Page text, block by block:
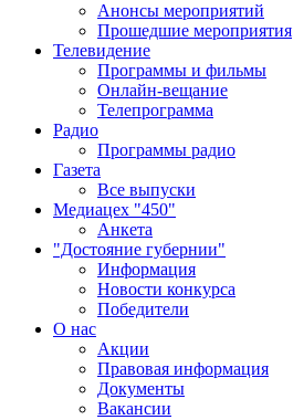
Анонсы мероприятий
Прошедшие мероприятия
Телевидение
Программы и фильмы
Онлайн-вещание
Телепрограмма
Радио
Программы радио
Газета
Все выпуски
Медиацех "450"
Анкета
"Достояние губернии"
Информация
Новости конкурса
Победители
О нас
Акции
Правовая информация
Документы
Вакансии